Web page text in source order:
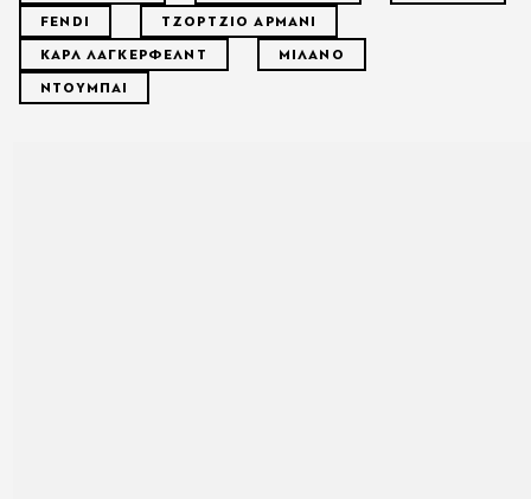
FENDI
ΤΖΟΡΤΖΙΟ ΑΡΜΑΝΙ
ΚΑΡΛ ΛΑΓΚΕΡΦΕΛΝΤ
ΜΙΛΑΝΟ
ΝΤΟΥΜΠΑΙ